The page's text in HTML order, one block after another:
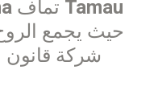
حيث يجمع
شركة قانون